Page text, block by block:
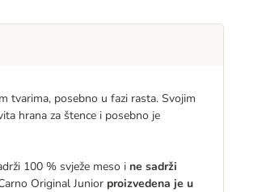
tvarima, posebno u fazi rasta. Svojim
hrana za štence i posebno je
100 % svježe meso i ne sadrži
Original Junior proizvedena je u